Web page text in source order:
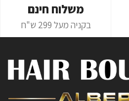
משלוח חינם
בקניה מעל 299 ש"ח